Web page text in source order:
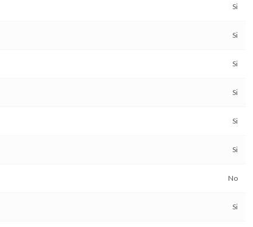
Si
Si
Si
Si
Si
Si
No
Si
Vehículo disponible a
Ofrecemos la mejor
Ajustada a las
Sin condiciones de valor,
Entregando el 50% del